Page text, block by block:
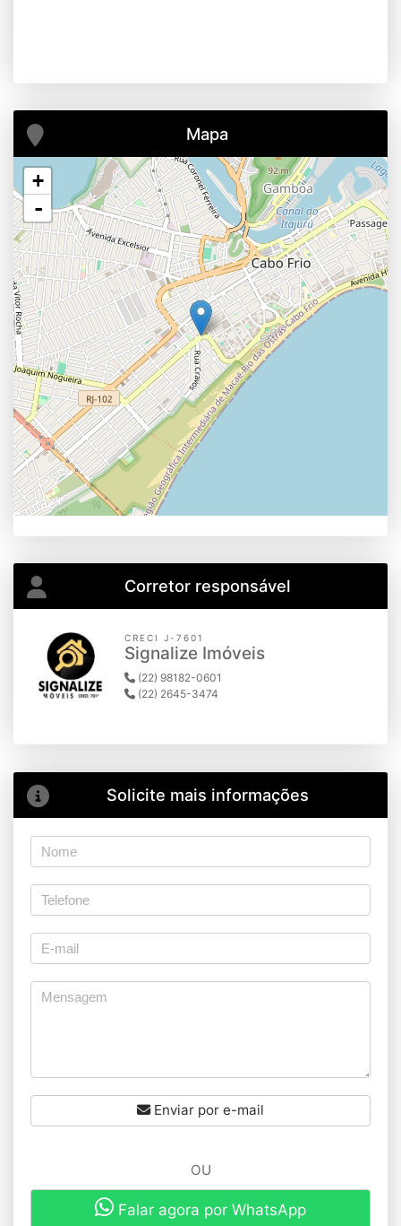
Mapa
+
-
Corretor responsável
CRECI J-7601
Signalize Imóveis
(22) 98182-0601
(22) 2645-3474
Solicite mais informações
Enviar por e-mail
OU
Falar agora por WhatsApp